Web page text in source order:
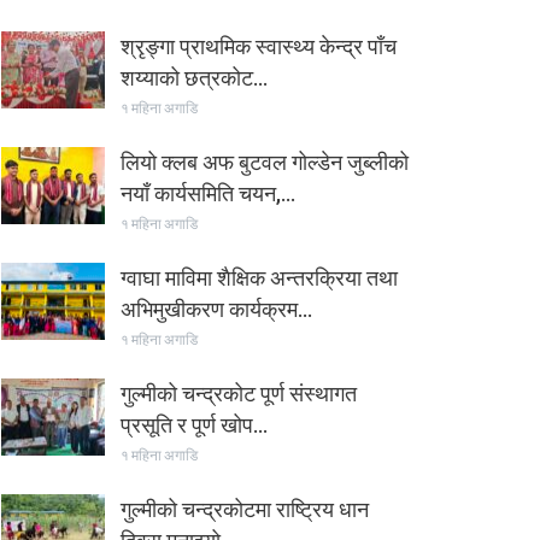
श्रृङ्गा प्राथमिक स्वास्थ्य केन्द्र पाँच
शय्याको छत्रकोट…
१ महिना अगाडि
लियो क्लब अफ बुटवल गोल्डेन जुब्लीको
नयाँ कार्यसमिति चयन,…
१ महिना अगाडि
ग्वाघा माविमा शैक्षिक अन्तरक्रिया तथा
अभिमुखीकरण कार्यक्रम…
१ महिना अगाडि
गुल्मीको चन्द्रकोट पूर्ण संस्थागत
प्रसूति र पूर्ण खोप…
१ महिना अगाडि
गुल्मीको चन्द्रकोटमा राष्ट्रिय धान